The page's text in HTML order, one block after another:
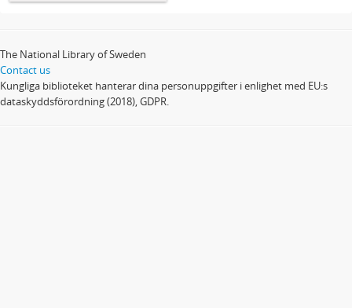
The National Library of Sweden
Contact us
Kungliga biblioteket hanterar dina personuppgifter i enlighet med EU:s
dataskyddsförordning (2018), GDPR.